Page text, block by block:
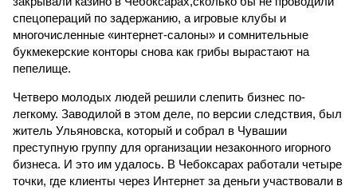
спецопераций по задержанию, а игровые клубы и
многочисленные «интернет-салоны» и сомнительные
букмекерские конторы снова как грибы вырастают на
пепелище.
Четверо молодых людей решили слепить бизнес по-
легкому. Заводилой в этом деле, по версии следствия, был
житель Ульяновска, который и собрал в Чувашии
преступную группу для организации незаконного игорного
бизнеса. И это им удалось. В Чебоксарах работали четыре
точки, где клиенты через Интернет за деньги участвовали в